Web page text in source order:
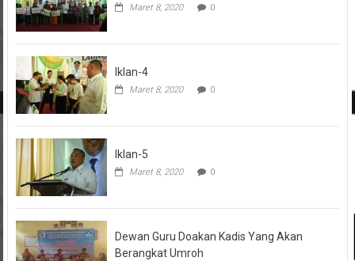
Maret 8, 2020 0
Iklan-4
Maret 8, 2020 0
Iklan-5
Maret 8, 2020 0
Dewan Guru Doakan Kadis Yang Akan
Berangkat Umroh